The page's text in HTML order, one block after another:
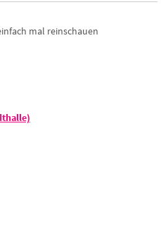
mal reinschauen